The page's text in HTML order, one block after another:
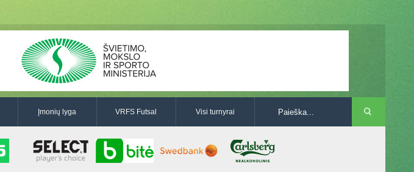
Įmonių lyga VRFS Futsal Visi turnyrai